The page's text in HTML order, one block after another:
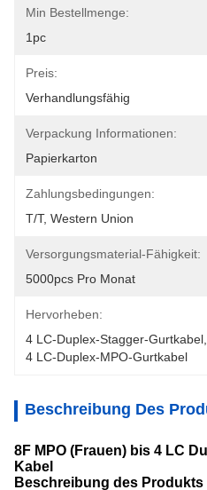
Min Bestellmenge:
1pc
Preis:
Verhandlungsfähig
Verpackung Informationen:
Papierkarton
Zahlungsbedingungen:
T/T, Western Union
Versorgungsmaterial-Fähigkeit:
5000pcs Pro Monat
Hervorheben:
4 LC-Duplex-Stagger-Gurtkabel
4 LC-Duplex-MPO-Gurtkabel
Beschreibung Des
8F MPO (Frauen) bis 4 LC
Kabel
Beschreibung des Produkts